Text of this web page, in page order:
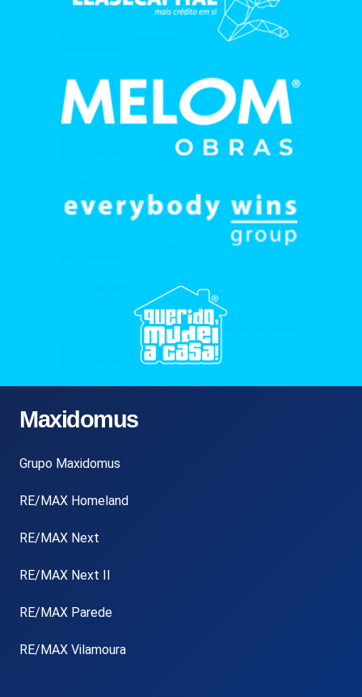
Maxidomus
Grupo Maxidomus
RE/MAX Homeland
RE/MAX Next
RE/MAX Next II
RE/MAX Parede
RE/MAX Vilamoura